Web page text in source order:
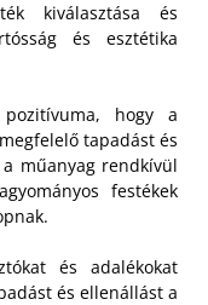
kiválasztása és
és esztétika
pozitívuma, hogy a
tapadást és
műanyag rendkívül
festékek
és adalékokat
és ellenállást a